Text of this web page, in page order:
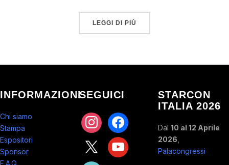
LEGGI DI PIÙ
INFORMAZIONI
Chi siamo
Stampa
Espositori
Sponsor
F.A.Q.
SEGUICI
instagramfacebook
youtube
STARCON
ITALIA 2026
Dal10 al 12 Aprile
2026
Palacongressi